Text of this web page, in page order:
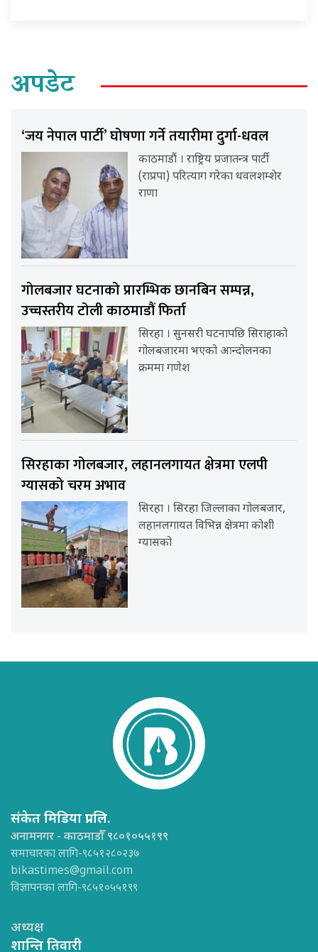
अपडेट
‘जय नेपाल पार्टी’ घोषणा गर्ने तयारीमा दुर्गा-धवल
काठमाडौं । राष्ट्रिय प्रजातन्त्र पार्टी
(राप्रपा) परित्याग गरेका धवलशम्शेर
राणा
गोलबजार घटनाको प्रारम्भिक छानबिन सम्पन्न,
उच्चस्तरीय टोली काठमाडौं फिर्ता
सिरहा । सुनसरी घटनापछि सिराहाको
गोलबजारमा भएको आन्दोलनका
क्रममा गणेश
सिरहाका गोलबजार, लहानलगायत क्षेत्रमा एलपी
ग्यासको चरम अभाव
सिरहा । सिरहा जिल्लाका गोलबजार,
लहानलगायत विभिन्न क्षेत्रमा कोशी
ग्यासको
संकेत मिडिया प्रा.लि.
अनामनगर - काठमाडौँ ९८०१०५५१९९
समाचारका लागि-९८५१२८०२३७
bikastimes@gmail.com
विज्ञापनका लागि-९८५१०५५१९९
अध्यक्ष
शान्ति तिवारी